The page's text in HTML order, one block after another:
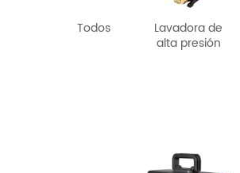
Todos
Lavadora de
alta presión